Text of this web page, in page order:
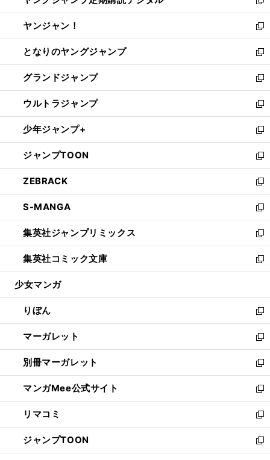
開
く
ウ
で
開
く
ウ
ィ
ン
ド
ウ
で
開
く
新
し
い
ウ
ィ
ン
ド
ウ
で
開
く
ヤンジャン！
新
し
い
ウ
ィ
ン
ド
ウ
で
開
く
となりのヤングジャンプ
新
し
い
ウ
ィ
ン
ド
ウ
で
開
く
グランドジャンプ
新
し
い
ウ
ィ
ン
ド
ウ
で
開
く
ウルトラジャンプ
新
し
い
ウ
ィ
ン
ド
ウ
で
開
く
少年ジャンプ+
新
し
い
ウ
ィ
ン
ド
ウ
で
開
く
ジャンプTOON
新
し
い
ウ
ィ
ン
ド
ウ
で
開
ZEBRACK
新
し
い
ウ
ィ
ン
ド
ウ
開
く
S-MANGA
新
し
い
ウ
ィ
ン
ウ
で
開
く
集英社ジャンプリミックス
新
し
い
ウ
ン
ド
ウ
で
開
く
集英社コミック文庫
新
し
ウ
ィ
ン
ド
ウ
で
開
く
少女マンガ
りぼん
新
し
い
ウ
ィ
ン
ド
ウ
で
開
く
マーガレット
新
し
い
ウ
ィ
ン
ド
ウ
で
開
別冊マーガレット
新
し
い
ウ
ィ
ン
ド
ウ
マンガMee公式サイト
新
し
い
ウ
ィ
ン
リマコミ
新
し
い
ウ
ジャンプTOON
新
し